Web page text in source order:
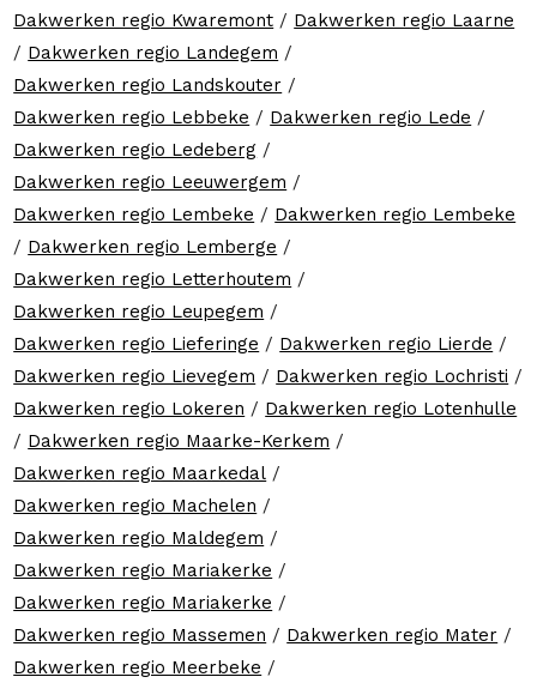
Dakwerken regio Kwaremont / Dakwerken regio Laarne
/ Dakwerken regio Landegem /
Dakwerken regio Landskouter /
Dakwerken regio Lebbeke / Dakwerken regio Lede /
Dakwerken regio Ledeberg /
Dakwerken regio Leeuwergem /
Dakwerken regio Lembeke / Dakwerken regio Lembeke
/ Dakwerken regio Lemberge /
Dakwerken regio Letterhoutem /
Dakwerken regio Leupegem /
Dakwerken regio Lieferinge / Dakwerken regio Lierde /
Dakwerken regio Lievegem / Dakwerken regio Lochristi /
Dakwerken regio Lokeren / Dakwerken regio Lotenhulle
/ Dakwerken regio Maarke-Kerkem /
Dakwerken regio Maarkedal /
Dakwerken regio Machelen /
Dakwerken regio Maldegem /
Dakwerken regio Mariakerke /
Dakwerken regio Mariakerke /
Dakwerken regio Massemen / Dakwerken regio Mater /
Dakwerken regio Meerbeke /